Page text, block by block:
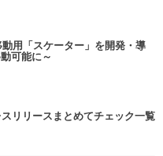
用「スケーター」を開発・導
可能に～
スリリースまとめてチェック一覧